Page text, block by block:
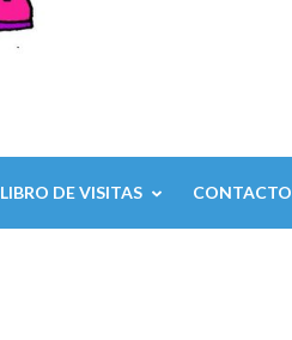
LIBRO DE VISITAS CONTACTO